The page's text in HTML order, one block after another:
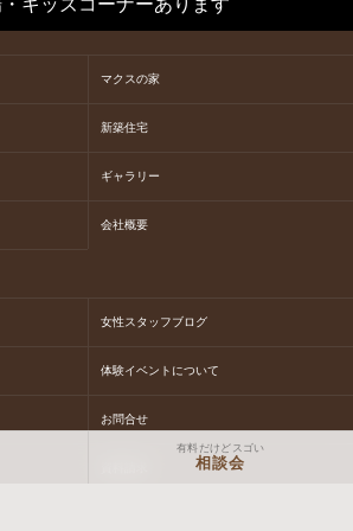
マクスの家
新築住宅
ギャラリー
会社概要
女性スタッフブログ
体験イベントについて
お問合せ
有料だけどスゴい
相談会